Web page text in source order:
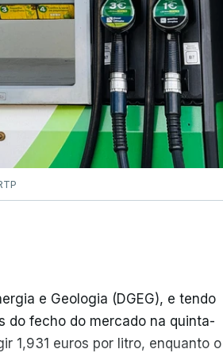
e Geologia (DGEG), e tendo
do fecho do mercado na quinta-
1,931 euros por litro, enquanto o